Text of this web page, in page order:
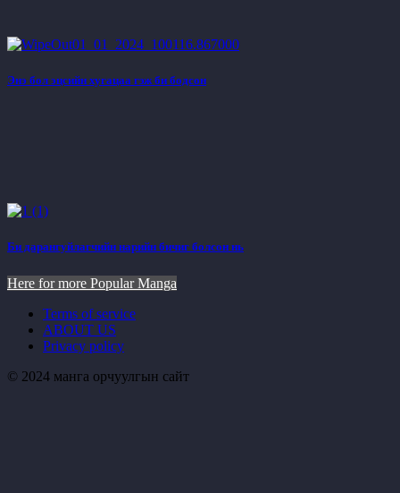
Энэ бол эцсийн хугацаа гэж би бодсон
Би дарангуйлагчийн нарийн бичиг болсон нь
Here for more Popular Manga
Terms of service
ABOUT US
Privacy policy
© 2024 манга орчуулгын сайт